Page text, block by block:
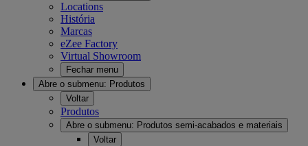
Locations
História
Marcas
eZee Factory
Virtual Showroom
Fechar menu
Abre o submenu: Produtos
Voltar
Produtos
Abre o submenu: Produtos semi-acabados e materiais
Voltar